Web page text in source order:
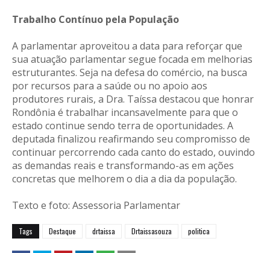
Trabalho Contínuo pela População
A parlamentar aproveitou a data para reforçar que
sua atuação parlamentar segue focada em melhorias
estruturantes. Seja na defesa do comércio, na busca
por recursos para a saúde ou no apoio aos
produtores rurais, a Dra. Taíssa destacou que honrar
Rondônia é trabalhar incansavelmente para que o
estado continue sendo terra de oportunidades. A
deputada finalizou reafirmando seu compromisso de
continuar percorrendo cada canto do estado, ouvindo
as demandas reais e transformando-as em ações
concretas que melhorem o dia a dia da população.
Texto e foto: Assessoria Parlamentar
Tags Destaque drtaissa Drtaissasouza politica